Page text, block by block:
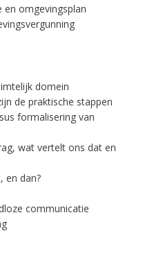
en omgevingsplan
domein
de praktische stappen
formalisering van
wat vertelt ons dat en
en dan?
communicatie